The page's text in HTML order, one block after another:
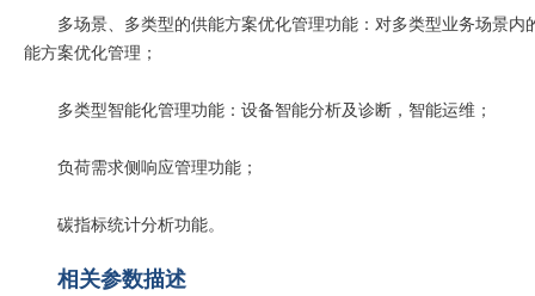
多场景、多类型的供能方案优化管理功能：对多类型业务场景
能方案优化管理；
多类型智能化管理功能：设备智能分析及诊断，智能运维；
负荷需求侧响应管理功能；
碳指标统计分析功能。
相关参数描述